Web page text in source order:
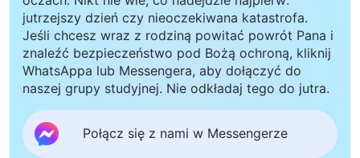
jutrzejszy dzień czy nieoczekiwana katastrofa.
Jeśli chcesz wraz z rodziną powitać powrót Pana i
znaleźć bezpieczeństwo pod Bożą ochroną, kliknij
WhatsAppa lub Messengera, aby dołączyć do
naszej grupy studyjnej. Nie odkładaj tego do jutra.
Połącz się z nami w Messengerze